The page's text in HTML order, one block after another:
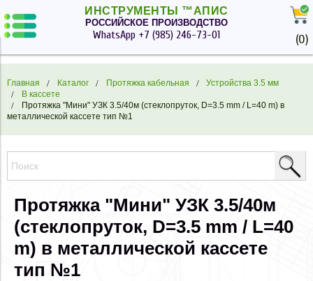
ИНСТРУМЕНТЫ ™АПИС
РОССИЙСКОЕ ПРОИЗВОДСТВО
WhatsApp +7 (985) 246-73-01 (0)
Главная Каталог Протяжка кабельная
Устройства 3.5 мм
В кассете
Протяжка "Мини" УЗК 3.5/40м (стеклопруток, D=3.5 mm / L=40 m) в
металлической кассете тип №1
Протяжка "Мини" УЗК 3.5/40м
(стеклопруток, D=3.5 mm / L=40
m) в металлической кассете
тип №1